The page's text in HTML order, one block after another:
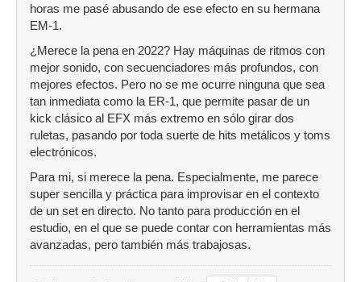
horas me pasé abusando de ese efecto en su hermana
EM-1.
¿Merece la pena en 2022? Hay máquinas de ritmos con
mejor sonido, con secuenciadores más profundos, con
mejores efectos. Pero no se me ocurre ninguna que sea
tan inmediata como la ER-1, que permite pasar de un
kick clásico al EFX más extremo en sólo girar dos
ruletas, pasando por toda suerte de hits metálicos y toms
electrónicos.
Para mi, si merece la pena. Especialmente, me parece
super sencilla y práctica para improvisar en el contexto
de un set en directo. No tanto para producción en el
estudio, en el que se puede contar con herramientas más
avanzadas, pero también más trabajosas.